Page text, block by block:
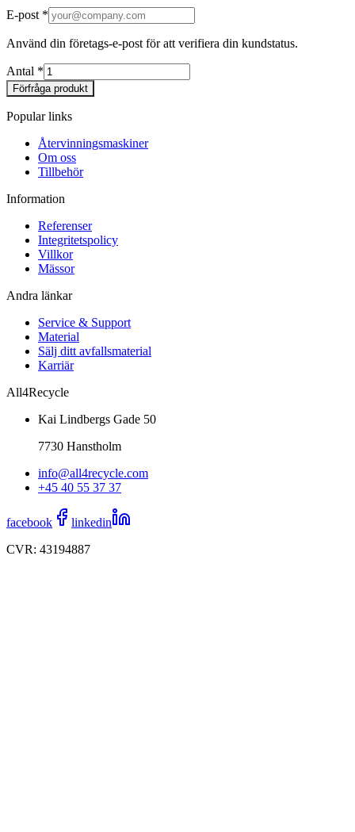
E-post *
Använd din företags-e-post för att verifiera din kundstatus.
Antal *
Förfråga produkt
Popular links
Återvinningsmaskiner
Om oss
Tillbehör
Information
Referenser
Integritetspolicy
Villkor
Mässor
Andra länkar
Service & Support
Material
Sälj ditt avfallsmaterial
Karriär
All4Recycle
Kai Lindbergs Gade 50
7730 Hanstholm
info@all4recycle.com
+45 40 55 37 37
facebook
linkedin
CVR: 43194887